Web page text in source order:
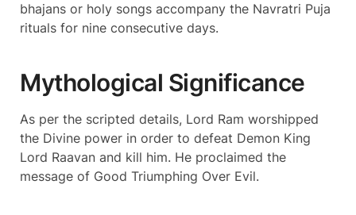
bhajans or holy songs accompany the Navratri Puja
rituals for nine consecutive days.
Mythological Significance
As per the scripted details, Lord Ram worshipped
the Divine power in order to defeat Demon King
Lord Raavan and kill him. He proclaimed the
message of Good Triumphing Over Evil.